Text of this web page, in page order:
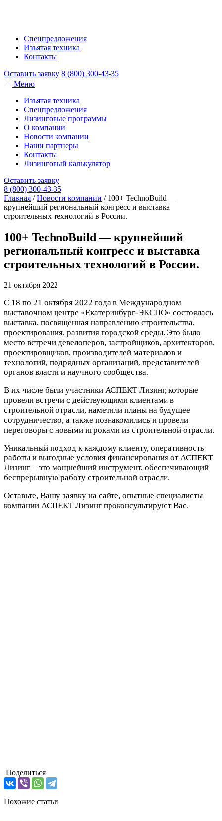
Спецпредложения
Изъятая техника
Контакты
Оставить заявку 8 (800) 300-43-35
Меню
Изъятая техника
Спецпредложения
Лизинговые программы
О компании
Новости компании
Наши партнеры
Контакты
Лизинговый калькулятор
Оставить заявку
8 (800) 300-43-35
Главная /Новости компании / 100+ TechnoBuild —
крупнейший региональный конгресс и выставка
строительных технологий в России.
100+ TechnoBuild — крупнейший
региональный конгресс и выставка
строительных технологий в России.
21 октября 2022
С 18 по 21 октября 2022 года в Международном
выставочном центре «Екатеринбург-ЭКСПО» состоялась
выставка, посвященная направлению строительства,
проектирования, развития городской среды. Это было
место встречи девелоперов, застройщиков, архитекторов,
проектировщиков, производителей материалов и
технологий, подрядных организаций, представителей
органов власти и научного сообщества.
В их числе были участники АСПЕКТ Лизинг, которые
провели встречи с действующими клиентами в
строительной отрасли, наметили планы на будущее
сотрудничество, а также познакомились и провели
переговоры с новыми игроками из строительной отрасли.
Уникальный подход к каждому клиенту, оперативность
работы и выгодные условия финансирования от АСПЕКТ
Лизинг – это мощнейший инструмент, обеспечивающий
беспрерывную работу строительной отрасли.
Оставьте, Вашу заявку на сайте, опытные специалисты
компании АСПЕКТ Лизинг проконсультируют Вас.
Поделиться
Похожие статьи